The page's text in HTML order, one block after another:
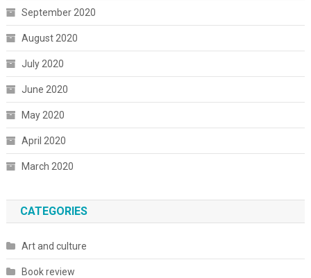
September 2020
August 2020
July 2020
June 2020
May 2020
April 2020
March 2020
CATEGORIES
Art and culture
Book review